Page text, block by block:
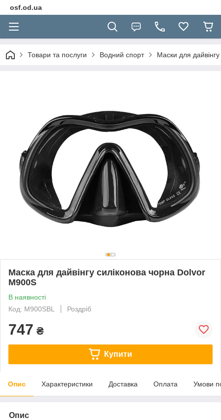
osf.od.ua
Товари та послуги Водний спорт Маски для дайвінгу
Маска для дайвінгу силіконова чорна Dolvor
М900S
В наявності
Код: М900SBL
Роздріб
747 ₴
Купити
Опис Характеристики Доставка Оплата Умови
Опис